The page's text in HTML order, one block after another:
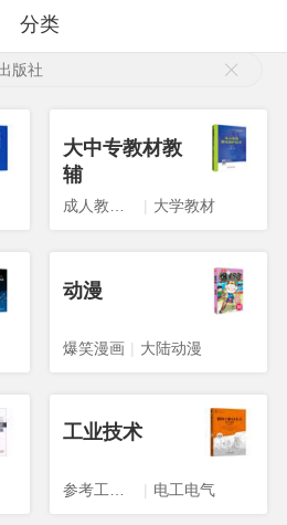
分类
大中专教材教
辅
| 大学教材
动漫
爆笑漫画 | 大陆动漫
工业技术
参考工具书 | 电工电气